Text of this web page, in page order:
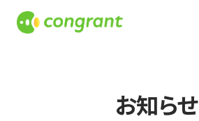
お知らせ